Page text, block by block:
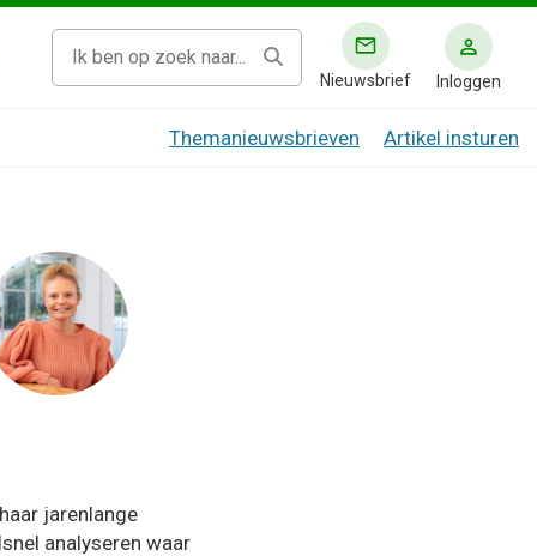
Nieuwsbrief Inloggen
Themanieuwsbrieven Artikel insturen
jarenlange
analyseren waar